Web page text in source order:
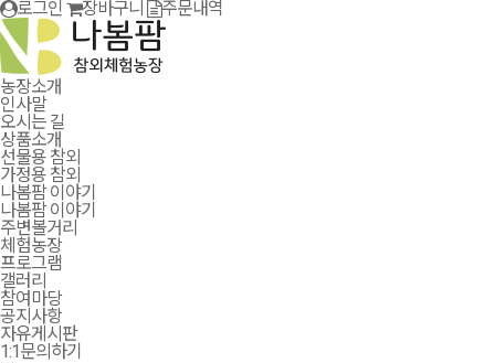
로그인 장바구니 주문내역
농장소개
인사말
오시는 길
상품소개
선물용 참외
가정용 참외
나봄팜 이야기
나봄팜 이야기
주변볼거리
체험농장
프로그램
갤러리
참여마당
공지사항
자유게시판
1:1문의하기